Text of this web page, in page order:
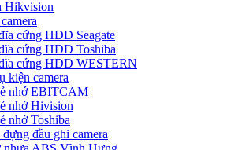
Hikvision
cứng HDD Seagate
cứng HDD Toshiba
cứng HDD WESTERN
kiện camera
nhớ EBITCAM
nhớ Hivision
nhớ Toshiba
đầu ghi camera